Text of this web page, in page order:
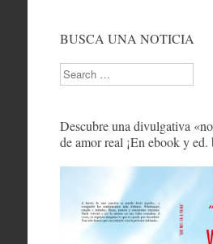
BUSCA UNA NOTICIA
Search
Descubre una divulgativa
de amor real ¡En ebook y